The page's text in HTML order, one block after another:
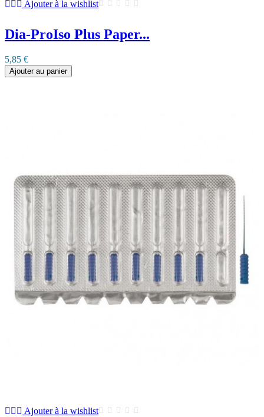
Ajouter à la wishlist
Dia-ProIso Plus Paper...
5,85 €
Ajouter au panier
Ajouter à la wishlist